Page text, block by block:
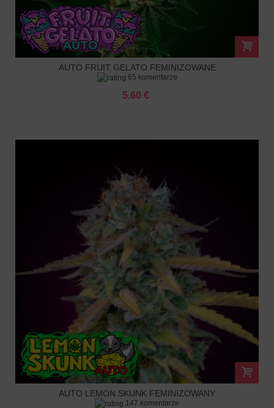
AUTO FRUIT GELATO FEMINIZOWANE
65 komentarze
5.60 €
AUTO LEMON SKUNK FEMINIZOWANY
147 komentarze